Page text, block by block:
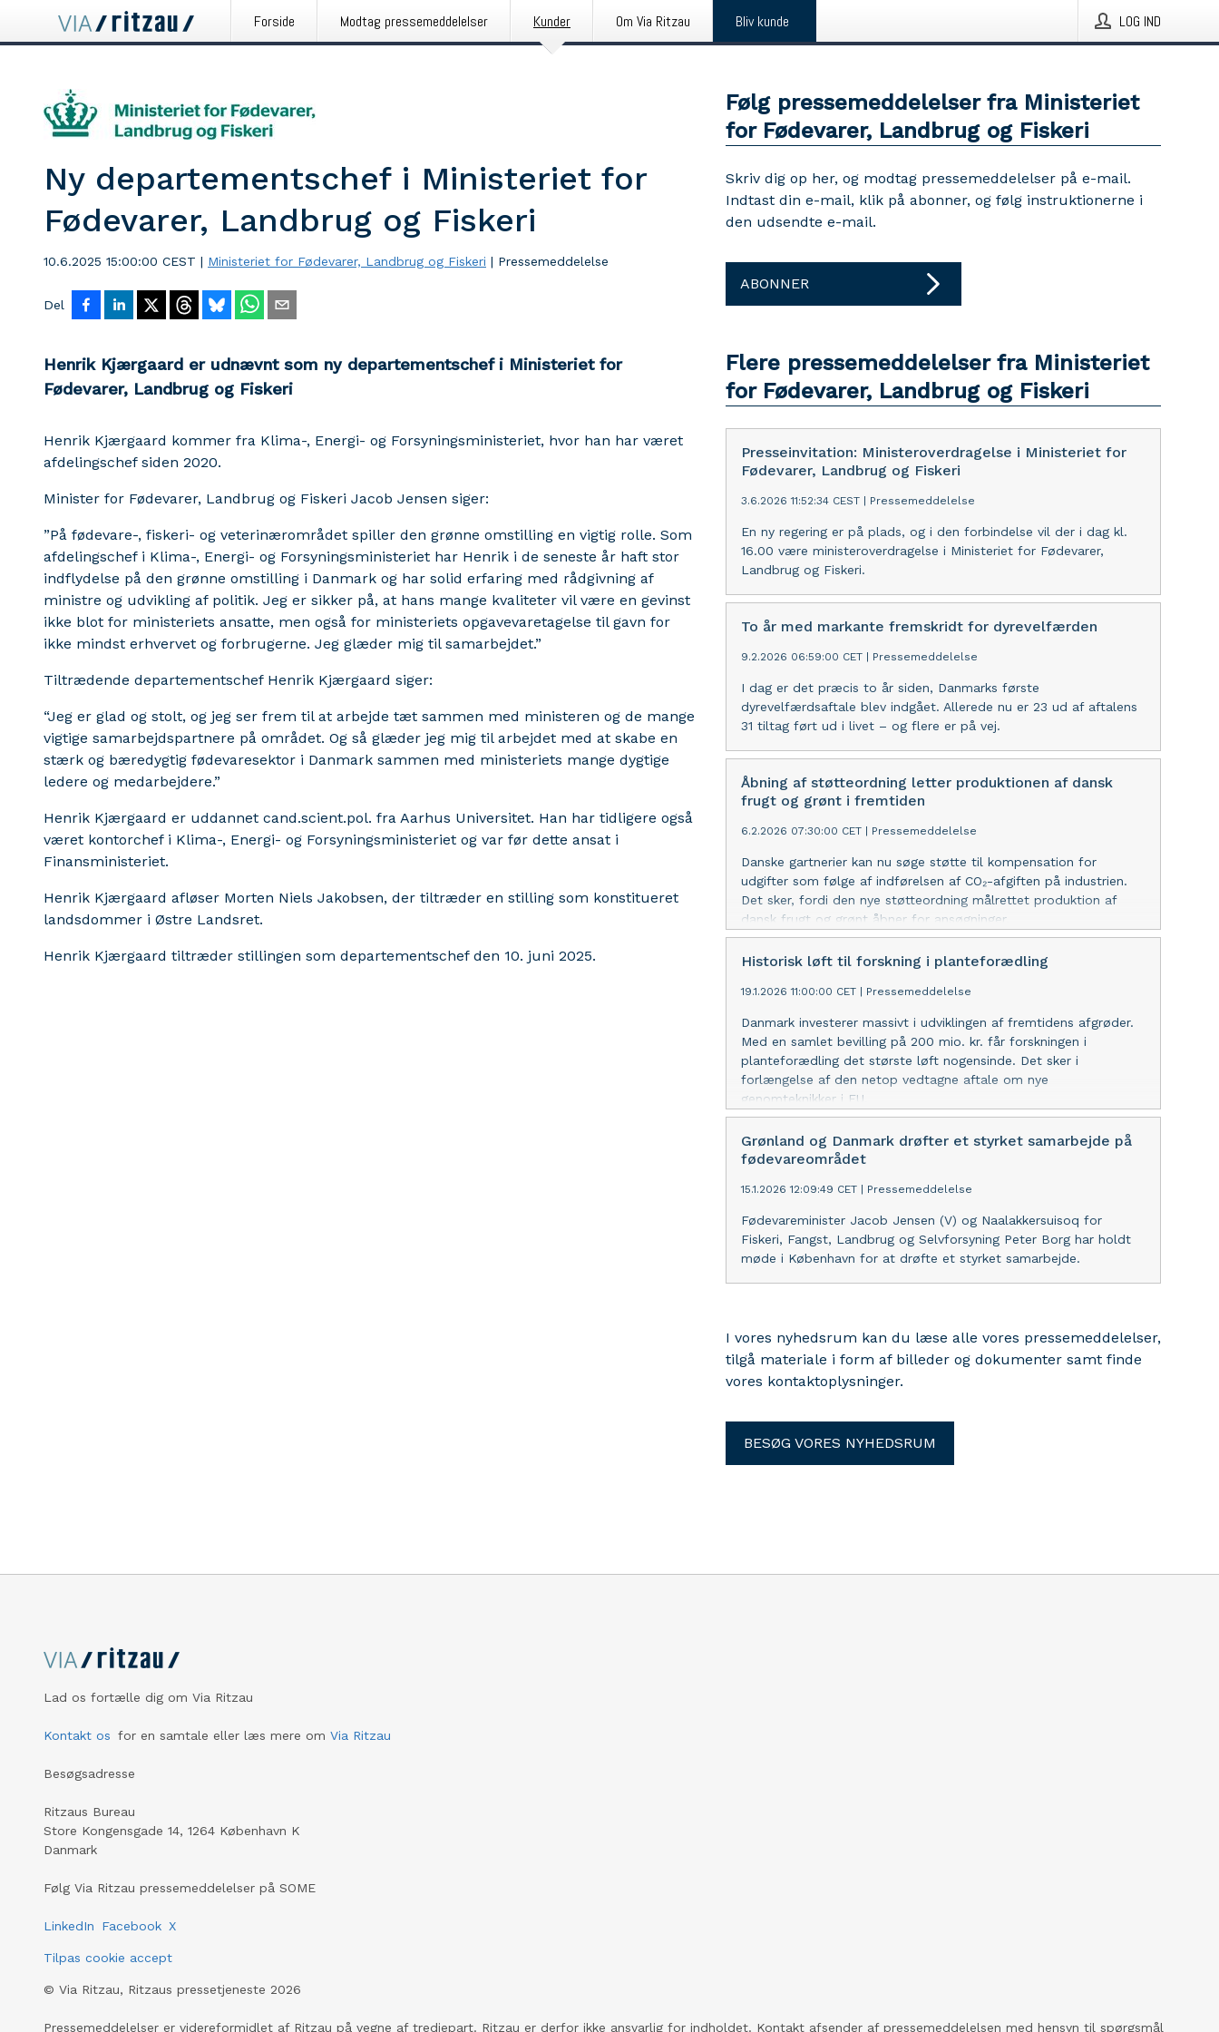
Forside Modtag pressemeddelelser Kunder Om Via Ritzau Bliv kunde LOG IND
Ny departementschef i Ministeriet for
Fødevarer, Landbrug og Fiskeri
10.6.2025 15:00:00 CEST | Ministeriet for Fødevarer, Landbrug og Fiskeri | Pressemeddelelse
Del
Henrik Kjærgaard er udnævnt som ny departementschef i Ministeriet for
Fødevarer, Landbrug og Fiskeri
Henrik Kjærgaard kommer fra Klima-, Energi- og Forsyningsministeriet, hvor han har været
afdelingschef siden 2020.
Minister for Fødevarer, Landbrug og Fiskeri Jacob Jensen siger:
”På fødevare-, fiskeri- og veterinærområdet spiller den grønne omstilling en vigtig rolle. Som
afdelingschef i Klima-, Energi- og Forsyningsministeriet har Henrik i de seneste år haft stor
indflydelse på den grønne omstilling i Danmark og har solid erfaring med rådgivning af
ministre og udvikling af politik. Jeg er sikker på, at hans mange kvaliteter vil være en gevinst
ikke blot for ministeriets ansatte, men også for ministeriets opgavevaretagelse til gavn for
ikke mindst erhvervet og forbrugerne. Jeg glæder mig til samarbejdet.”
Tiltrædende departementschef Henrik Kjærgaard siger:
“Jeg er glad og stolt, og jeg ser frem til at arbejde tæt sammen med ministeren og de mange
vigtige samarbejdspartnere på området. Og så glæder jeg mig til arbejdet med at skabe en
stærk og bæredygtig fødevaresektor i Danmark sammen med ministeriets mange dygtige
ledere og medarbejdere.”
Henrik Kjærgaard er uddannet cand.scient.pol. fra Aarhus Universitet. Han har tidligere også
været kontorchef i Klima-, Energi- og Forsyningsministeriet og var før dette ansat i
Finansministeriet.
Henrik Kjærgaard afløser Morten Niels Jakobsen, der tiltræder en stilling som konstitueret
landsdommer i Østre Landsret.
Henrik Kjærgaard tiltræder stillingen som departementschef den 10. juni 2025.
Følg pressemeddelelser fra Ministeriet
for Fødevarer, Landbrug og Fiskeri
Skriv dig op her, og modtag pressemeddelelser på e-mail.
Indtast din e-mail, klik på abonner, og følg instruktionerne i
den udsendte e-mail.
ABONNER
Flere pressemeddelelser fra Ministeriet
for Fødevarer, Landbrug og Fiskeri
Presseinvitation: Ministeroverdragelse i Ministeriet for
Fødevarer, Landbrug og Fiskeri
3.6.2026 11:52:34 CEST Pressemeddelelse
En ny regering er på plads, og i den forbindelse vil der i dag kl.
16.00 være ministeroverdragelse i Ministeriet for Fødevarer,
Landbrug og Fiskeri.
To år med markante fremskridt for dyrevelfærden
9.2.2026 06:59:00 CET Pressemeddelelse
I dag er det præcis to år siden, Danmarks første
dyrevelfærdsaftale blev indgået. Allerede nu er 23 ud af aftalens
31 tiltag ført ud i livet – og flere er på vej.
Åbning af støtteordning letter produktionen af dansk
frugt og grønt i fremtiden
6.2.2026 07:30:00 CET Pressemeddelelse
Danske gartnerier kan nu søge støtte til kompensation for
udgifter som følge af indførelsen af CO₂-afgiften på industrien.
Det sker, fordi den nye støtteordning målrettet produktion af
dansk frugt og grønt åbner for ansøgninger.
Historisk løft til forskning i planteforædling
19.1.2026 11:00:00 CET Pressemeddelelse
Danmark investerer massivt i udviklingen af fremtidens afgrøder.
Med en samlet bevilling på 200 mio. kr. får forskningen i
planteforædling det største løft nogensinde. Det sker i
forlængelse af den netop vedtagne aftale om nye
genomteknikker i EU.
Grønland og Danmark drøfter et styrket samarbejde på
fødevareområdet
15.1.2026 12:09:49 CET Pressemeddelelse
Fødevareminister Jacob Jensen (V) og Naalakkersuisoq for
Fiskeri, Fangst, Landbrug og Selvforsyning Peter Borg har holdt
møde i København for at drøfte et styrket samarbejde.
I vores nyhedsrum kan du læse alle vores pressemeddelelser,
tilgå materiale i form af billeder og dokumenter samt finde
vores kontaktoplysninger.
BESØG VORES NYHEDSRUM
Lad os fortælle dig om Via Ritzau
Kontakt os for en samtale eller læs mere om Via Ritzau
Besøgsadresse
Ritzaus Bureau
Store Kongensgade 14, 1264 København K
Danmark
Følg Via Ritzau pressemeddelelser på SOME
LinkedIn Facebook X
Tilpas cookie accept
© Via Ritzau, Ritzaus pressetjeneste 2026
Pressemeddelelser er videreformidlet af Ritzau på vegne af tredjepart. Ritzau er derfor ikke ansvarlig for indholdet. Kontakt afsender af pressemeddelelsen med hensyn til spørgsmål